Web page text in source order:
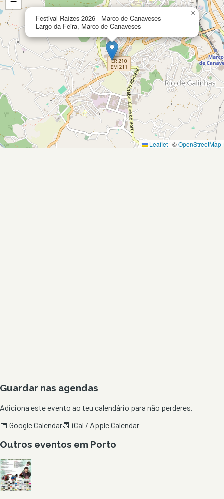
Festival Raízes 2026 - Marco de Canaveses —
Largo da Feira, Marco de Canaveses
×
Leaflet | ©OpenStreetMap
Guardar nas agendas
Adiciona este evento ao teu calendário para não perderes.
📅 Google Calendar📆 iCal / Apple Calendar
Outros eventos em Porto